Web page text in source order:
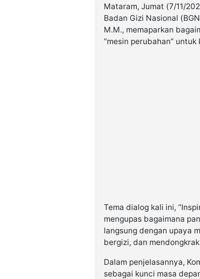
Mataram, Jumat (7/11/
Badan Gizi Nasional
M.M., memaparkan
“mesin perubahan”
Tema dialog kali ini,
mengupas bagaimana
langsung dengan upaya
bergizi, dan
Dalam penjelasannya,
sebagai kunci masa